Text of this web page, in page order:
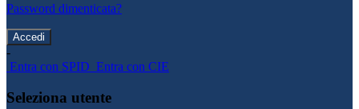
Password dimenticata?
-
Entra con SPID Entra con CIE
Seleziona utente